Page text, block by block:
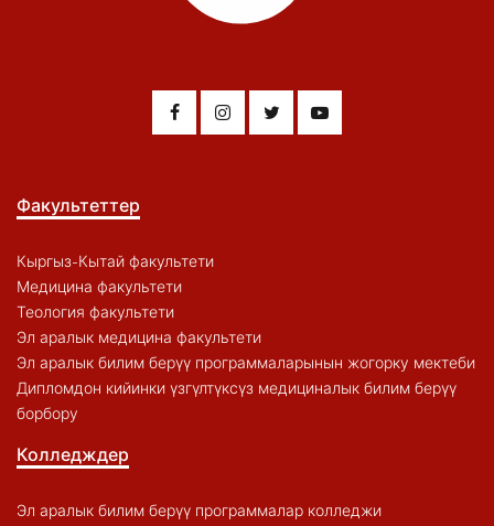
Факультеттер
Кыргыз-Кытай факультети
Медицина факультети
Теология факультети
Эл аралык медицина факультети
Эл аралык билим берүү программаларынын жогорку мектеби
Дипломдон кийинки үзгүлтүксүз медициналык билим берүү
борбору
Колледждер
Эл аралык билим берүү программалар колледжи